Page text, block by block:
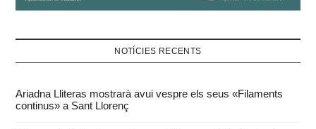
NOTÍCIES RECENTS
Ariadna Lliteras mostrarà avui vespre els seus «Filaments
continus» a Sant Llorenç